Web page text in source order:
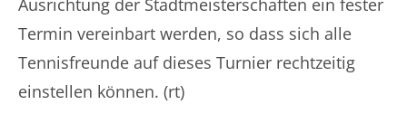
Ausrichtung der Stadtmeisterschaften ein fester
Termin vereinbart werden, so dass sich alle
Tennisfreunde auf dieses Turnier rechtzeitig
einstellen können. (rt)